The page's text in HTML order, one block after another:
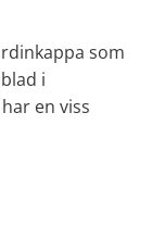
som
i
en viss